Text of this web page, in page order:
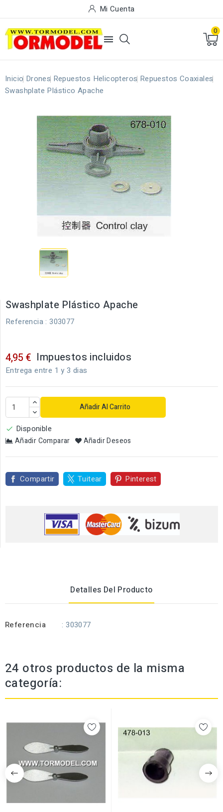
Mi Cuenta

0
Inicio Drones Repuestos Helicopteros Repuestos Coaxiales
Swashplate Plástico Apache
Swashplate Plástico Apache
Referencia : 303077
4,95 € Impuestos incluidos
Entrega entre 1 y 3 dias
Añadir Al Carrito
 Disponible
Añadir Comparar Añadir Deseos
Compartir Tuitear Pinterest
Detalles Del Producto
Referencia : 303077
24 otros productos de la misma
categoría: